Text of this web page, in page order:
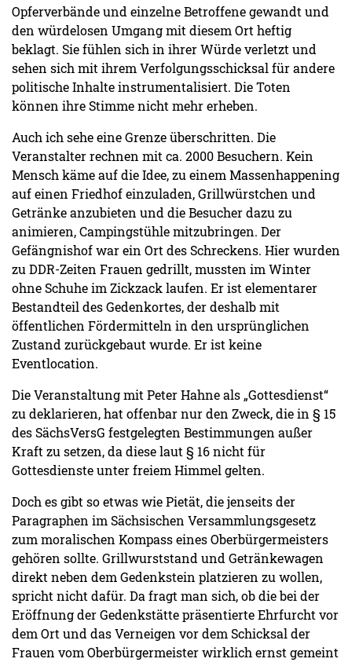
Opferverbände und einzelne Betroffene gewandt und
den würdelosen Umgang mit diesem Ort heftig
beklagt. Sie fühlen sich in ihrer Würde verletzt und
sehen sich mit ihrem Verfolgungsschicksal für andere
politische Inhalte instrumentalisiert. Die Toten
können ihre Stimme nicht mehr erheben.
Auch ich sehe eine Grenze überschritten. Die
Veranstalter rechnen mit ca. 2000 Besuchern. Kein
Mensch käme auf die Idee, zu einem Massenhappening
auf einen Friedhof einzuladen, Grillwürstchen und
Getränke anzubieten und die Besucher dazu zu
animieren, Campingstühle mitzubringen. Der
Gefängnishof war ein Ort des Schreckens. Hier wurden
zu DDR-Zeiten Frauen gedrillt, mussten im Winter
ohne Schuhe im Zickzack laufen. Er ist elementarer
Bestandteil des Gedenkortes, der deshalb mit
öffentlichen Fördermitteln in den ursprünglichen
Zustand zurückgebaut wurde. Er ist keine
Eventlocation.
Die Veranstaltung mit Peter Hahne als „Gottesdienst“
zu deklarieren, hat offenbar nur den Zweck, die in § 15
des SächsVersG festgelegten Bestimmungen außer
Kraft zu setzen, da diese laut § 16 nicht für
Gottesdienste unter freiem Himmel gelten.
Doch es gibt so etwas wie Pietät, die jenseits der
Paragraphen im Sächsischen Versammlungsgesetz
zum moralischen Kompass eines Oberbürgermeisters
gehören sollte. Grillwurststand und Getränkewagen
direkt neben dem Gedenkstein platzieren zu wollen,
spricht nicht dafür. Da fragt man sich, ob die bei der
Eröffnung der Gedenkstätte präsentierte Ehrfurcht vor
dem Ort und das Verneigen vor dem Schicksal der
Frauen vom Oberbürgermeister wirklich ernst gemeint